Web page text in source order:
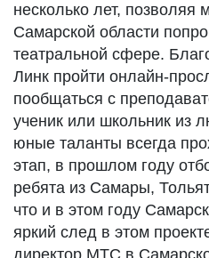
несколько лет,
Самарской области
театральной сфере.
Линк пройти онлайн-
пообщаться с
ученик или школьник из
юные таланты всегда
этап, в прошлом году
ребята из Самары,
что и в этом году
яркий след в этом
директор МТС в